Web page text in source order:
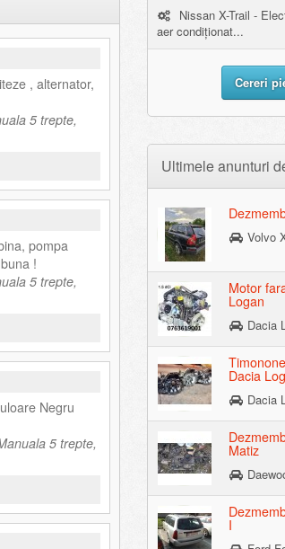
, alternator,
5 trepte,
pompa
!
5 trepte,
Negru
5 trepte,
Nissan X-Trail -
aer condiționat...
Cereri
Ultimele anunturi
Volvo
Motor
Logan
Dacia
Dacia
Dacia
Matiz
I